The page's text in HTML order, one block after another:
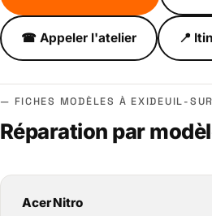
☎ Appeler l'atelier 📍
FICHES MODÈLES À EXIDEUIL-
Réparation par
Acer Nitro